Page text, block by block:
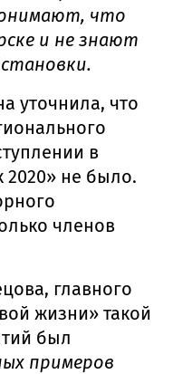
что
и не знают
уточнила, что
в
не было.
членов
главного
жизни» такой
был
примеров